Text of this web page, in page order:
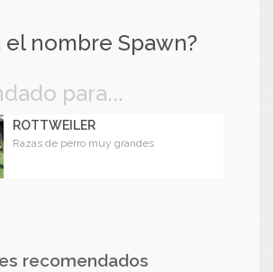
el nombre Spawn?
para...
ROTTWEILER
Razas de perro muy grandes
recomendados